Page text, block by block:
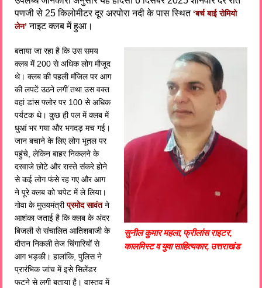
पणजी से 25 किलोमीटर दूर अरपोरा नदी के पास स्थित ‘बर्च बाई रोमियो
लेन’ नाइट क्लब में हुआ।
सुनील कुमार महला, फ्रीलांस राइटर,
कालमिस्ट व युवा साहित्यकार, उत्तराखंड
बताया जा रहा है कि उस समय
क्लब में 200 से अधिक लोग मौजूद
थे। क्लब की पहली मंजिल पर आग
की लपटें उठने लगीं तथा उस वक्त
वहां डांस फ्लोर पर 100 से अधिक
पर्यटक थे। कुछ ही पल में क्लब में
धुआं भर गया और भगदड़ मच गई।
जान बचाने के लिए लोग भूतल पर
पहुंचे, लेकिन बाहर निकलने के
दरवाजे छोटे और रास्ते संकरे होने
से कई लोग फंसे रह गए और आग
ने पूरे क्लब को चपेट में ले लिया।
गोवा के मुख्यमंत्रीप्रमोद सावंतने
आशंका जताई है कि क्लब के अंदर
बिजली से संचालित आतिशबाजी के
दौरान निकली तेज चिंगारियों से
आग भड़की। हालांकि, पुलिस ने
प्रारंभिक जांच में इसे सिलेंडर
फटने से लगी बताया है। वास्तव में